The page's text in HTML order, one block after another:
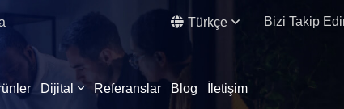
Türkçe Bizi Takip
Dijital Referanslar Blog İletişim